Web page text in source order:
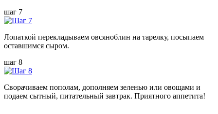
шаг 7
Лопаткой перекладываем овсяноблин на тарелку, посыпаем
оставшимся сыром.
шаг 8
Сворачиваем пополам, дополняем зеленью или овощами и
подаем сытный, питательный завтрак. Приятного аппетита!